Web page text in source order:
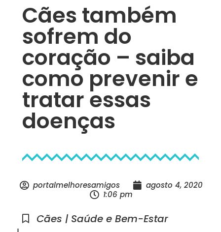
Cães também
sofrem do
coração – saiba
como prevenir e
tratar essas
doenças
portalmelhoresamigos
agosto 4, 2020
1:06 pm
Cães | Saúde e Bem-Estar